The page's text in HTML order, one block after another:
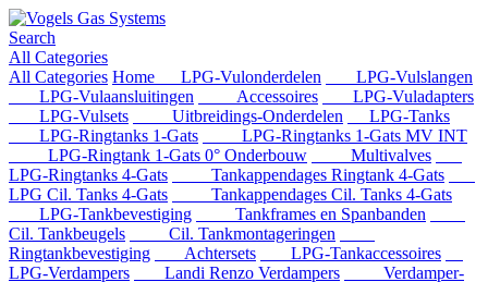
Search
All Categories
All Categories Home LPG-Vulonderdelen
LPG-Vulslangen
LPG-Vulaansluitingen
Accessoires
LPG-Vuladapters
LPG-Vulsets
Uitbreidings-Onderdelen
LPG-Tanks
LPG-Ringtanks 1-Gats
LPG-Ringtanks 1-Gats MV INT
LPG-Ringtank 1-Gats 0° Onderbouw
Multivalves
LPG-Ringtanks 4-Gats
Tankappendages Ringtank 4-Gats
LPG Cil. Tanks 4-Gats
Tankappendages Cil. Tanks 4-Gats
LPG-Tankbevestiging
Tankframes en Spanbanden
Cil. Tankbeugels
Cil. Tankmontageringen
Ringtankbevestiging
Achtersets
LPG-Tankaccessoires
LPG-Verdampers
Landi Renzo Verdampers
Verdamper-